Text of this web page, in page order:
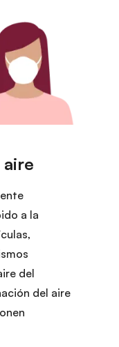
a la
del
del aire